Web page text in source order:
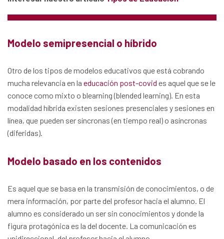
Modelo semipresencial o híbrido
Otro de los tipos de modelos educativos que está cobrando
mucha relevancia en la educación post-covid es aquel que se le
conoce como mixto o blearning (blended learning). En esta
modalidad híbrida existen sesiones presenciales y sesiones en
línea, que pueden ser síncronas (en tiempo real) o asíncronas
(diferidas).
Modelo basado en los contenidos
Es aquel que se basa en la transmisión de conocimientos, o de
mera información, por parte del profesor hacia el alumno. El
alumno es considerado un ser sin conocimientos y donde la
figura protagónica es la del docente. La comunicación es